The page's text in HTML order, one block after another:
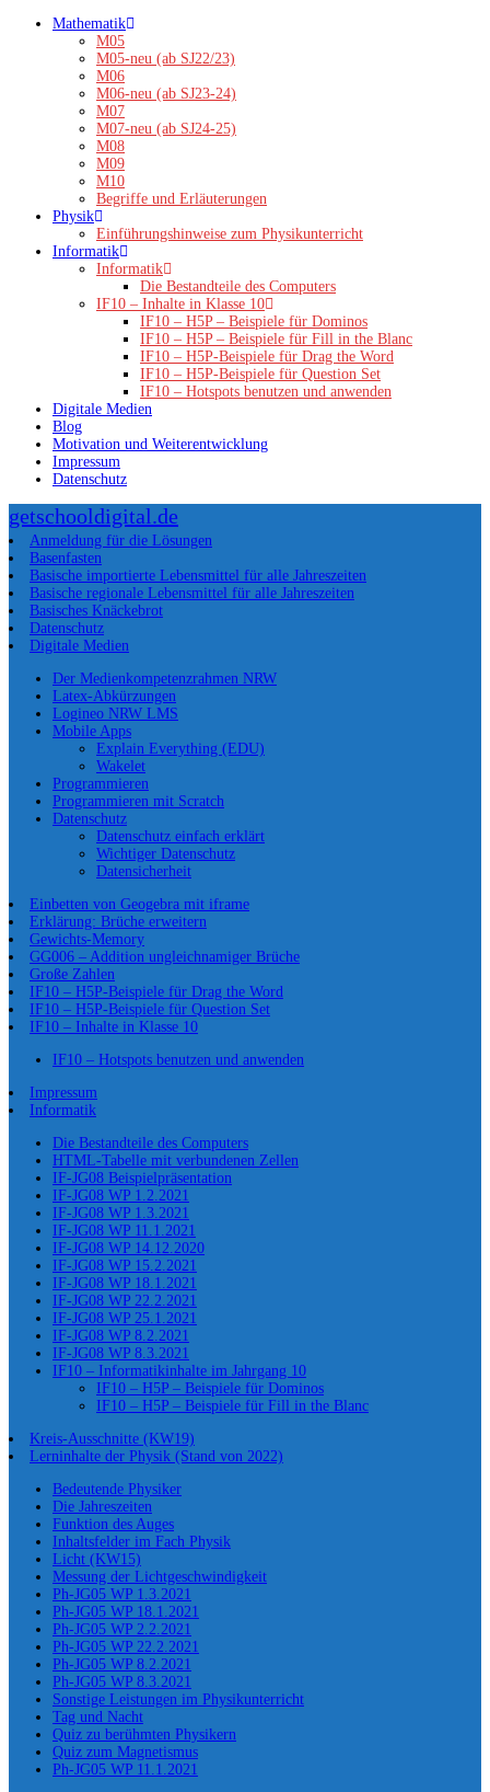
Zum
Mathematik
M05
M05-neu (ab SJ22/23)
M06
M06-neu (ab SJ23-24)
M07
M07-neu (ab SJ24-25)
M08
M09
M10
Begriffe und Erläuterungen
Physik
Einführungshinweise zum Physikunterricht
Informatik
Informatik
Die Bestandteile des Computers
IF10 – Inhalte in Klasse 10
IF10 – H5P – Beispiele für Dominos
IF10 – H5P – Beispiele für Fill in the Blanc
IF10 – H5P-Beispiele für Drag the Word
IF10 – H5P-Beispiele für Question Set
IF10 – Hotspots benutzen und anwenden
Digitale Medien
Blog
Motivation und Weiterentwicklung
Impressum
Datenschutz
getschooldigital.de
Anmeldung für die Lösungen
Basenfasten
Basische importierte Lebensmittel für alle Jahreszeiten
Basische regionale Lebensmittel für alle Jahreszeiten
Basisches Knäckebrot
Datenschutz
Digitale Medien
Der Medienkompetenzrahmen NRW
Latex-Abkürzungen
Logineo NRW LMS
Mobile Apps
Explain Everything (EDU)
Wakelet
Programmieren
Programmieren mit Scratch
Datenschutz
Datenschutz einfach erklärt
Wichtiger Datenschutz
Datensicherheit
Einbetten von Geogebra mit iframe
Erklärung: Brüche erweitern
Gewichts-Memory
GG006 – Addition ungleichnamiger Brüche
Große Zahlen
IF10 – H5P-Beispiele für Drag the Word
IF10 – H5P-Beispiele für Question Set
IF10 – Inhalte in Klasse 10
IF10 – Hotspots benutzen und anwenden
Impressum
Informatik
Die Bestandteile des Computers
HTML-Tabelle mit verbundenen Zellen
IF-JG08 Beispielpräsentation
IF-JG08 WP 1.2.2021
IF-JG08 WP 1.3.2021
IF-JG08 WP 11.1.2021
IF-JG08 WP 14.12.2020
IF-JG08 WP 15.2.2021
IF-JG08 WP 18.1.2021
IF-JG08 WP 22.2.2021
IF-JG08 WP 25.1.2021
IF-JG08 WP 8.2.2021
IF-JG08 WP 8.3.2021
IF10 – Informatikinhalte im Jahrgang 10
IF10 – H5P – Beispiele für Dominos
IF10 – H5P – Beispiele für Fill in the Blanc
Kreis-Ausschnitte (KW19)
Lerninhalte der Physik (Stand von 2022)
Bedeutende Physiker
Die Jahreszeiten
Funktion des Auges
Inhaltsfelder im Fach Physik
Licht (KW15)
Messung der Lichtgeschwindigkeit
Ph-JG05 WP 1.3.2021
Ph-JG05 WP 18.1.2021
Ph-JG05 WP 2.2.2021
Ph-JG05 WP 22.2.2021
Ph-JG05 WP 8.2.2021
Ph-JG05 WP 8.3.2021
Sonstige Leistungen im Physikunterricht
Tag und Nacht
Quiz zu berühmten Physikern
Quiz zum Magnetismus
Ph-JG05 WP 11.1.2021